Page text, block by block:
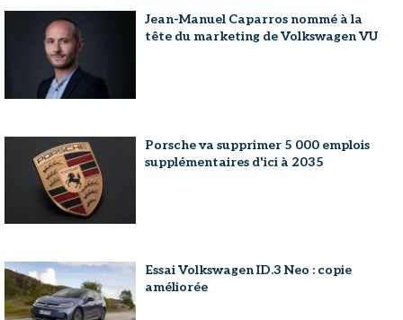
Jean-Manuel Caparros nommé à la
tête du marketing de Volkswagen VU
Porsche va supprimer 5 000 emplois
supplémentaires d'ici à 2035
Essai Volkswagen ID.3 Neo : copie
améliorée